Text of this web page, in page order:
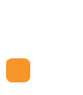
link